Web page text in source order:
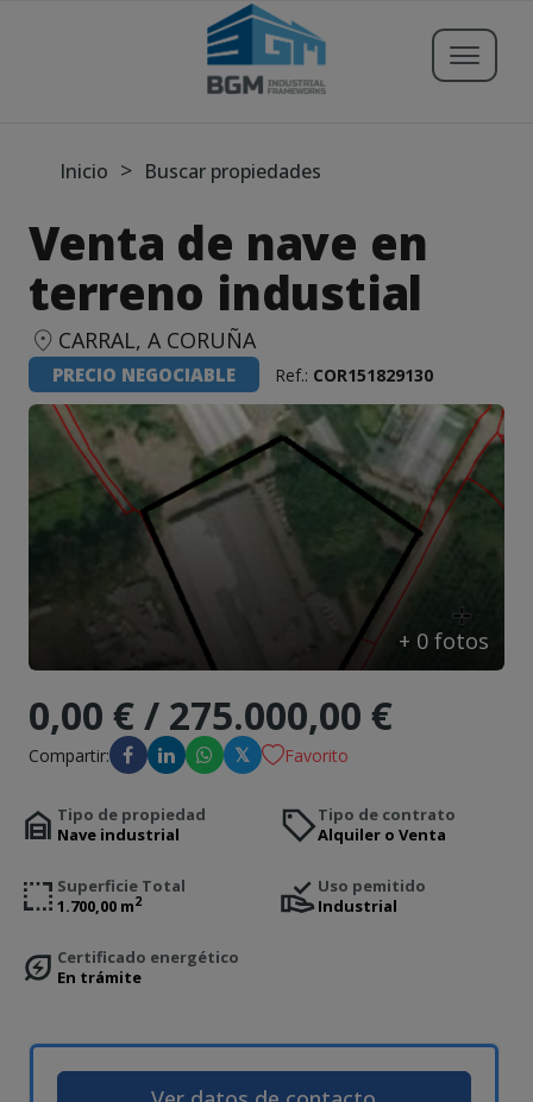
Buscar propiedades
Publicar Inmueble
Registrarse
Iniciar sesión
Blog
Servicios
Inicio > Buscar propiedades
Venta de nave en
terreno industial
CARRAL, A CORUÑA
PRECIO NEGOCIABLE Ref.: COR151829130
+ 0 fotos
0,00 € / 275.000,00 €
Compartir: 𝕏 Favorito
Tipo de propiedad
Nave industrial
Tipo de contrato
Alquiler o Venta
Superficie Total
1.700,00 m2
Uso pemitido
Industrial
Certificado energético
En trámite